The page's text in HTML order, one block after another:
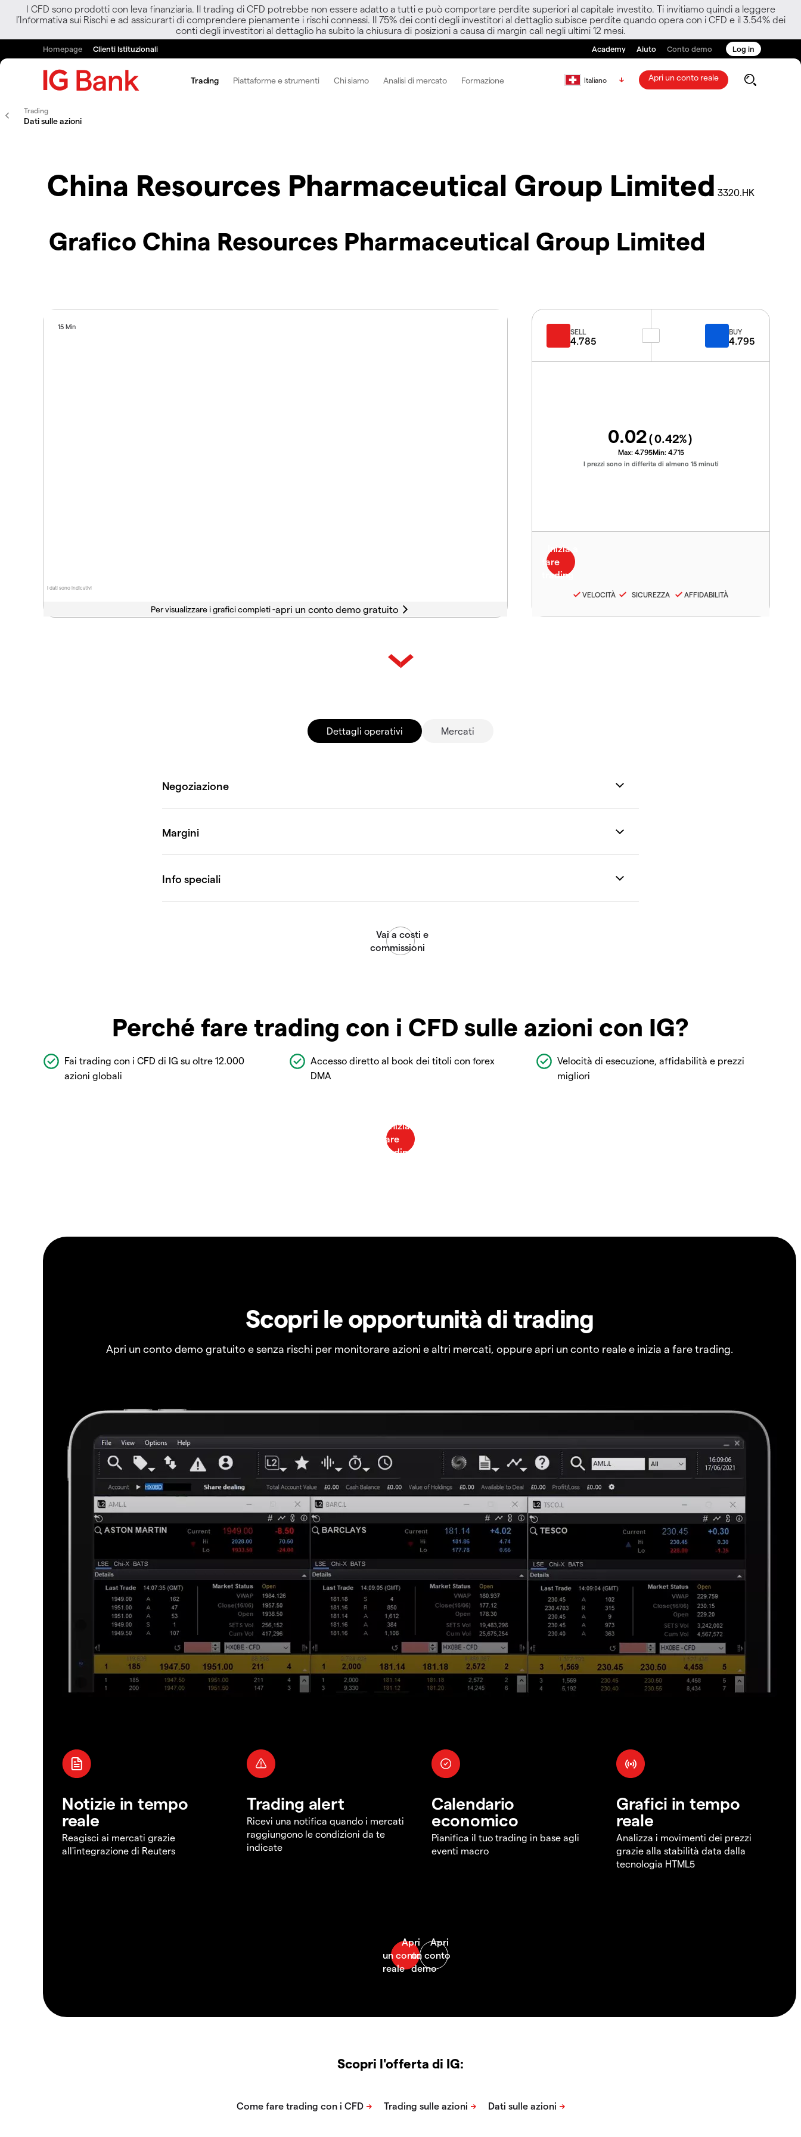
I CFD sono prodotti con leva finanziaria. Il trading di CFD potrebbe non essere adatto a tutti e può comportare perdite superiori al capitale investito. Ti invitiamo quindi a leggere
l’Informativa sui Rischi e ad assicurarti di comprendere pienamente i rischi connessi. Il 75% dei conti degli investitori al dettaglio subisce perdite quando opera con i CFD e il 3.54% dei
conti degli investitori al dettaglio ha subito la chiusura di posizioni a causa di margin call negli ultimi 12 mesi.
Homepage Clienti Istituzionali Academy Aiuto Conto demo Log in
Trading Piattaforme e strumenti Chi siamo Analisi di mercato Formazione Italiano Apri un conto reale
Trading
Dati sulle azioni
China Resources Pharmaceutical Group Limited 3320.HK
Grafico China Resources Pharmaceutical Group Limited
I dati sono indicativi
15 Min
Per visualizzare i grafici completi -
SELL
4.785
BUY
4.795
0.02(0.42%)
Max: 4.795Min: 4.715
I prezzi sono in differita di almeno 15 minuti
VELOCITÀ SICUREZZA AFFIDABILITÀ
Dettagli operativi Mercati
Perché fare trading con i CFD sulle azioni con IG?
Fai trading con i CFD di IG su oltre 12.000
azioni globali
Accesso diretto al book dei titoli con forex
DMA
Velocità di esecuzione, affidabilità e prezzi
migliori
Scopri le opportunità di trading
Apri un conto demo gratuito e senza rischi per monitorare azioni e altri mercati, oppure apri un conto reale e inizia a fare trading.
Notizie in tempo
reale
Reagisci ai mercati grazie
all'integrazione di Reuters
Trading alert
Ricevi una notifica quando i mercati
raggiungono le condizioni da te
indicate
Calendario
economico
Pianifica il tuo trading in base agli
eventi macro
Grafici in tempo
reale
Analizza i movimenti dei prezzi
grazie alla stabilità data dalla
tecnologia HTML5
Scopri l'offerta di IG: